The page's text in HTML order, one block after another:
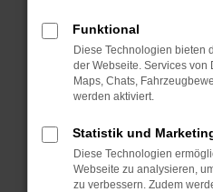
Fenster?
Starte dein Gerät neu.
Das kann manchmal
Probleme zu beheben.
Betriebssystem auf
sind.
Veraltete Software
Funktional
Diese Technologien bieten
der Webseite. Services von
Maps, Chats,
werden aktiviert.
Statistik und
Diese Technologien
Webseite zu analysieren,
zu verbessern. Zudem